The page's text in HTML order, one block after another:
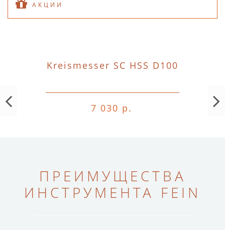
АКЦИИ
Kreismesser SC HSS D100
7 030 р.
ПРЕИМУЩЕСТВА
ИНСТРУМЕНТА FEIN